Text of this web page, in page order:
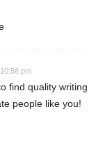
pm
find quality writing
people like you!